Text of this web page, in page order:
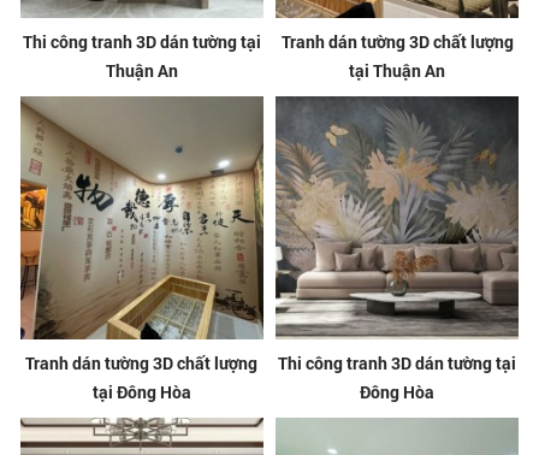
Thi công tranh 3D dán tường tại
Thuận An
Tranh dán tường 3D chất lượng
tại Thuận An
Tranh dán tường 3D chất lượng
tại Đông Hòa
Thi công tranh 3D dán tường tại
Đông Hòa